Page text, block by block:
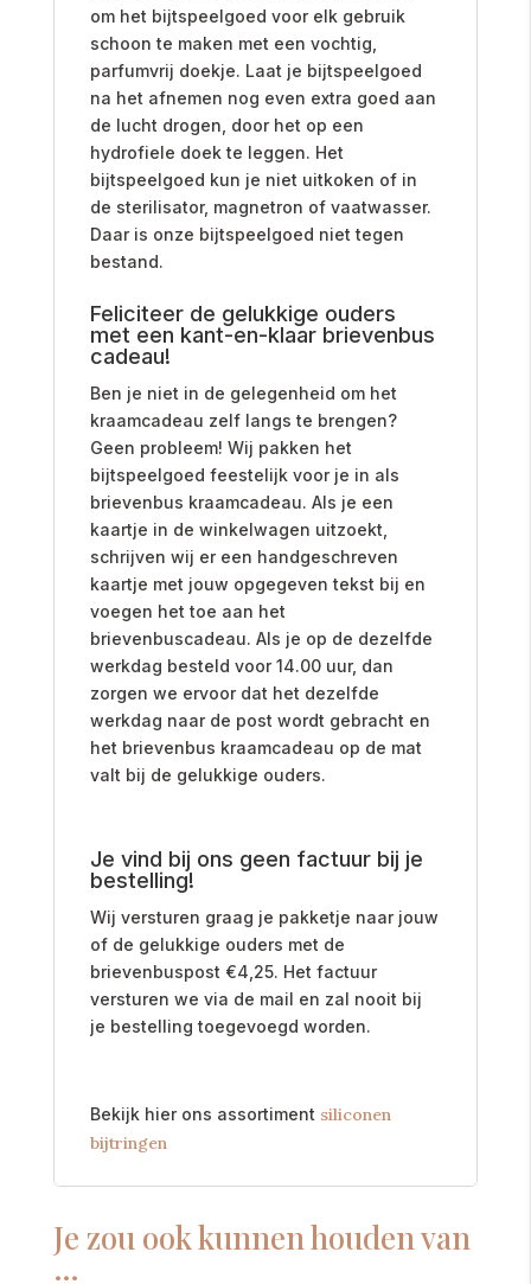
om het bijtspeelgoed voor elk gebruik
schoon te maken met een vochtig,
parfumvrij doekje. Laat je bijtspeelgoed
na het afnemen nog even extra goed aan
de lucht drogen, door het op een
hydrofiele doek te leggen. Het
bijtspeelgoed kun je niet uitkoken of in
de sterilisator, magnetron of vaatwasser.
Daar is onze bijtspeelgoed niet tegen
bestand.
Feliciteer de gelukkige ouders
met een kant-en-klaar brievenbus
cadeau!
Ben je niet in de gelegenheid om het
kraamcadeau zelf langs te brengen?
Geen probleem! Wij pakken het
bijtspeelgoed feestelijk voor je in als
brievenbus kraamcadeau. Als je een
kaartje in de winkelwagen uitzoekt,
schrijven wij er een handgeschreven
kaartje met jouw opgegeven tekst bij en
voegen het toe aan het
brievenbuscadeau. Als je op de dezelfde
werkdag besteld voor 14.00 uur, dan
zorgen we ervoor dat het dezelfde
werkdag naar de post wordt gebracht en
het brievenbus kraamcadeau op de mat
valt bij de gelukkige ouders.
Je vind bij ons geen factuur bij je
bestelling!
Wij versturen graag je pakketje naar jouw
of de gelukkige ouders met de
brievenbuspost €4,25. Het factuur
versturen we via de mail en zal nooit bij
je bestelling toegevoegd worden.
Bekijk hier ons assortiment siliconen
bijtringen
Je zou ook kunnen houden van
…